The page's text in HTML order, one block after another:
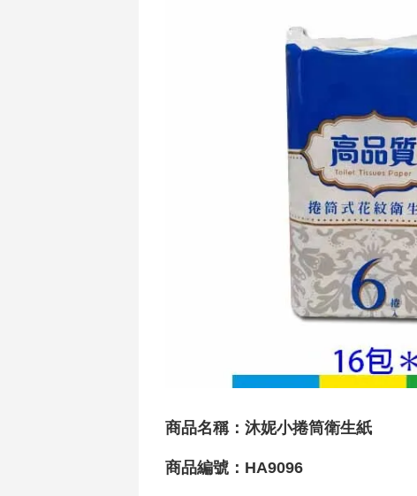
商品名稱：沐妮小捲筒衛生紙
商品編號：HA9096